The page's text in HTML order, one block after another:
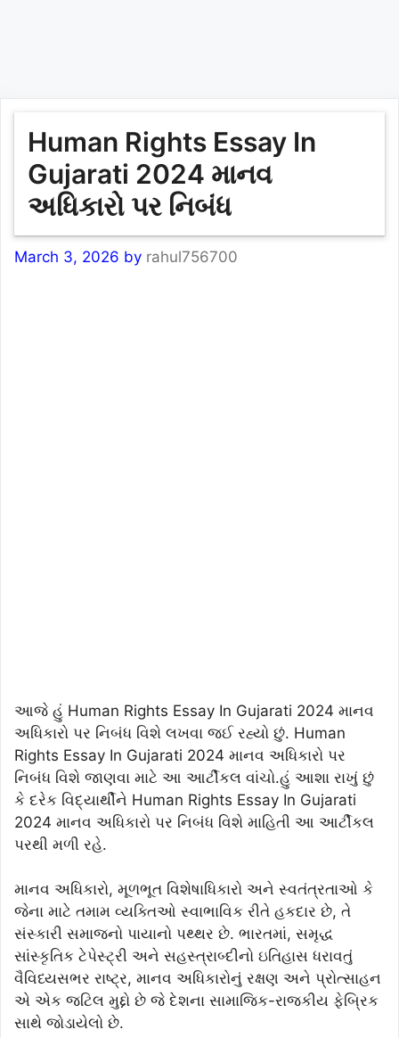
Human Rights Essay In
Gujarati 2024 માનવ
અધિકારો પર નિબંધ
March 3, 2026 by rahul756700
આજે હું Human Rights Essay In Gujarati 2024 માનવ
અધિકારો પર નિબંધ વિશે લખવા જઈ રહ્યો છું. Human
Rights Essay In Gujarati 2024 માનવ અધિકારો પર
નિબંધ વિશે જાણવા માટે આ આર્ટીકલ વાંચો.હું આશા રાખું છું
કે દરેક વિદ્યાર્થીને Human Rights Essay In Gujarati
2024 માનવ અધિકારો પર નિબંધ વિશે માહિતી આ આર્ટીકલ
પરથી મળી રહે.
માનવ અધિકારો, મૂળભૂત વિશેષાધિકારો અને સ્વતંત્રતાઓ કે
જેના માટે તમામ વ્યક્તિઓ સ્વાભાવિક રીતે હકદાર છે, તે
સંસ્કારી સમાજનો પાયાનો પથ્થર છે. ભારતમાં, સમૃદ્ધ
સાંસ્કૃતિક ટેપેસ્ટ્રી અને સહસ્ત્રાબ્દીનો ઇતિહાસ ધરાવતું
વૈવિધ્યસભર રાષ્ટ્ર, માનવ અધિકારોનું રક્ષણ અને પ્રોત્સાહન
એ એક જટિલ મુદ્દો છે જે દેશના સામાજિક-રાજકીય ફેબ્રિક
સાથે જોડાયેલો છે.